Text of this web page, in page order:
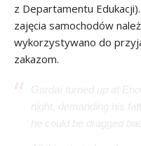
z Departamentu
zajęcia samochodów
wykorzystywano do
zakazom.